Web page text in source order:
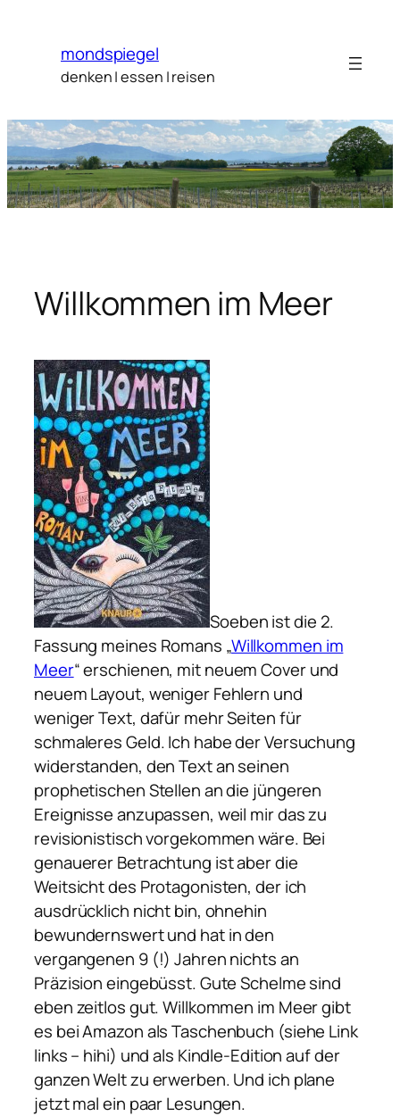
springen
mondspiegel
denken | essen | reisen
Willkommen im Meer
Soeben ist die 2.
Fassung meines Romans „Willkommen im
Meer“ erschienen, mit neuem Cover und
neuem Layout, weniger Fehlern und
weniger Text, dafür mehr Seiten für
schmaleres Geld. Ich habe der Versuchung
widerstanden, den Text an seinen
prophetischen Stellen an die jüngeren
Ereignisse anzupassen, weil mir das zu
revisionistisch vorgekommen wäre. Bei
genauerer Betrachtung ist aber die
Weitsicht des Protagonisten, der ich
ausdrücklich nicht bin, ohnehin
bewundernswert und hat in den
vergangenen 9 (!) Jahren nichts an
Präzision eingebüsst. Gute Schelme sind
eben zeitlos gut. Willkommen im Meer gibt
es bei Amazon als Taschenbuch (siehe Link
links – hihi) und als Kindle-Edition auf der
ganzen Welt zu erwerben. Und ich plane
jetzt mal ein paar Lesungen.